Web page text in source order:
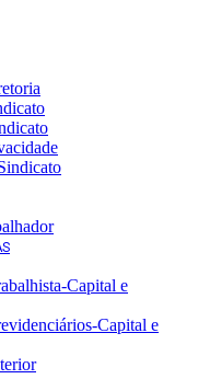
Capital e
Capital e